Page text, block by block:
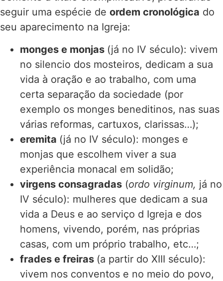
seguir uma espécie de ordem cronológica do
seu aparecimento na Igreja:
monges e monjas (já no IV século): vivem
no silencio dos mosteiros, dedicam a sua
vida à oração e ao trabalho, com uma
certa separação da sociedade (por
exemplo os monges beneditinos, nas suas
várias reformas, cartuxos, clarissas…);
eremita (já no IV século): monges e
monjas que escolhem viver a sua
experiência monacal em solidão;
virgens consagradas (ordo virginum, já no
IV século): mulheres que dedicam a sua
vida a Deus e ao serviço d Igreja e dos
homens, vivendo, porém, nas próprias
casas, com um próprio trabalho, etc…;
frades e freiras (a partir do XIII século):
vivem nos conventos e no meio do povo,